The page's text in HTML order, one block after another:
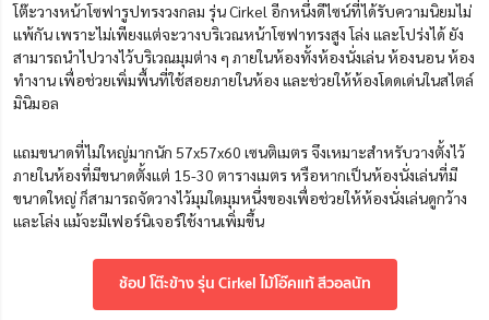
โต๊ะวางหน้าโซฟารูปทรงวงกลม รุ่น Cirkel อีกหนึ่งดีไซน์ที่ได้รับความนิยมไม่
แพ้กัน เพราะไม่เพียงแต่จะวางบริเวณหน้าโซฟาทรงสูง โล่ง และโปร่งได้ ยัง
สามารถนำไปวางไว้บริเวณมุมต่าง ๆ ภายในห้องทั้งห้องนั่งเล่น ห้องนอน ห้อง
ทำงาน เพื่อช่วยเพิ่มพื้นที่ใช้สอยภายในห้อง และช่วยให้ห้องโดดเด่นในสไตล์
มินิมอล
แถมขนาดที่ไม่ใหญ่มากนัก 57x57x60 เซนติเมตร จึงเหมาะสำหรับวางตั้งไว้
ภายในห้องที่มีขนาดตั้งแต่ 15-30 ตารางเมตร หรือหากเป็นห้องนั่งเล่นที่มี
ขนาดใหญ่ ก็สามารถจัดวางไว้มุมใดมุมหนึ่งของเพื่อช่วยให้ห้องนั่งเล่นดูกว้าง
และโล่ง แม้จะมีเฟอร์นิเจอร์ใช้งานเพิ่มขึ้น
ช้อป โต๊ะข้าง รุ่น Cirkel ไม้โอ๊คแท้ สีวอลนัท